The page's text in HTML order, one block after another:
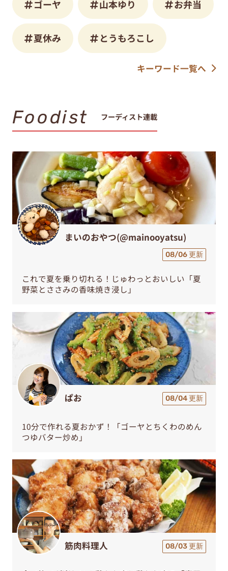
ゴーヤ 山本ゆり お弁当
夏休み とうもろこし
キーワード一覧へ
Foodist フーディスト連載
まいのおやつ(@mainooyatsu)
08/06 更新
これで夏を乗り切れる！じゅわっとおいしい「夏
野菜とささみの香味焼き浸し」
ぱお 08/04 更新
10分で作れる夏おかず！「ゴーヤとちくわのめん
つゆバター炒め」
筋肉料理人 08/03 更新